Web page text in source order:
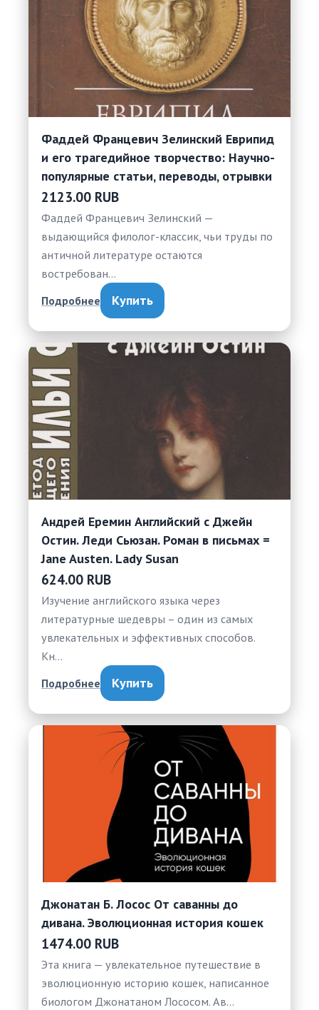
Фаддей Францевич Зелинский Еврипид
и его трагедийное творчество: Научно-
популярные статьи, переводы, отрывки
2123.00 RUB
Фаддей Францевич Зелинский —
выдающийся филолог-классик, чьи труды по
античной литературе остаются
востребован…
Подробнее Купить
Андрей Еремин Английский с Джейн
Остин. Леди Сьюзан. Роман в письмах =
Jane Austen. Lady Susan
624.00 RUB
Изучение английского языка через
литературные шедевры – один из самых
увлекательных и эффективных способов.
Кн…
Подробнее Купить
Джонатан Б. Лосос От саванны до
дивана. Эволюционная история кошек
1474.00 RUB
Эта книга — увлекательное путешествие в
эволюционную историю кошек, написанное
биологом Джонатаном Лососом. Ав…